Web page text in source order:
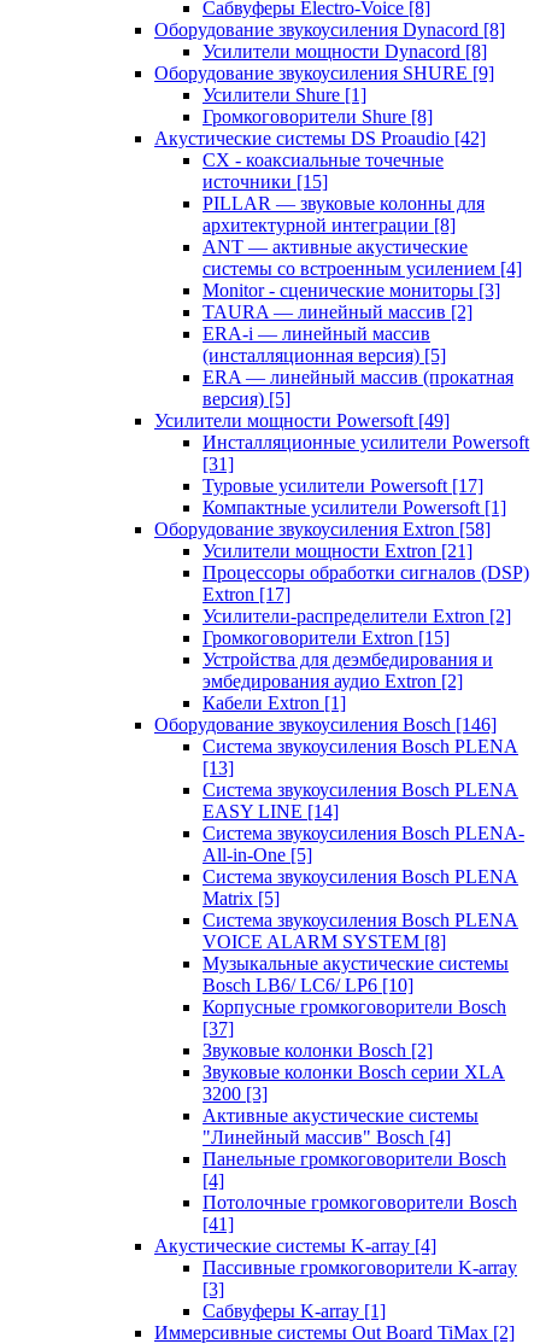
Сабвуферы Electro-Voice [8]
Оборудование звукоусиления Dynacord [8]
Усилители мощности Dynacord [8]
Оборудование звукоусиления SHURE [9]
Усилители Shure [1]
Громкоговорители Shure [8]
Акустические системы DS Proaudio [42]
CX - коаксиальные точечные
источники [15]
PILLAR — звуковые колонны для
архитектурной интеграции [8]
ANT — активные акустические
системы со встроенным усилением [4]
Monitor - сценические мониторы [3]
TAURA — линейный массив [2]
ERA-i — линейный массив
(инсталляционная версия) [5]
ERA — линейный массив (прокатная
версия) [5]
Усилители мощности Powersoft [49]
Инсталляционные усилители Powersoft
[31]
Туровые усилители Powersoft [17]
Компактные усилители Powersoft [1]
Оборудование звукоусиления Extron [58]
Усилители мощности Extron [21]
Процессоры обработки сигналов (DSP)
Extron [17]
Усилители-распределители Extron [2]
Громкоговорители Extron [15]
Устройства для деэмбедирования и
эмбедирования аудио Extron [2]
Кабели Extron [1]
Оборудование звукоусиления Bosch [146]
Система звукоусиления Bosch PLENA
[13]
Система звукоусиления Bosch PLENA
EASY LINE [14]
Система звукоусиления Bosch PLENA-
All-in-One [5]
Система звукоусиления Bosch PLENA
Matrix [5]
Система звукоусиления Bosch PLENA
VOICE ALARM SYSTEM [8]
Музыкальные акустические системы
Bosch LB6/ LC6/ LP6 [10]
Корпусные громкоговорители Bosch
[37]
Звуковые колонки Bosch [2]
Звуковые колонки Bosch серии XLA
3200 [3]
Активные акустические системы
"Линейный массив" Bosch [4]
Панельные громкоговорители Bosch
[4]
Потолочные громкоговорители Bosch
[41]
Акустические системы K-array [4]
Пассивные громкоговорители K-array
[3]
Сабвуферы K-array [1]
Иммерсивные системы Out Board TiMax [2]